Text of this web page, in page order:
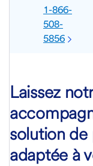
1-866-
508-
5856
Laissez
solution de
adaptée à